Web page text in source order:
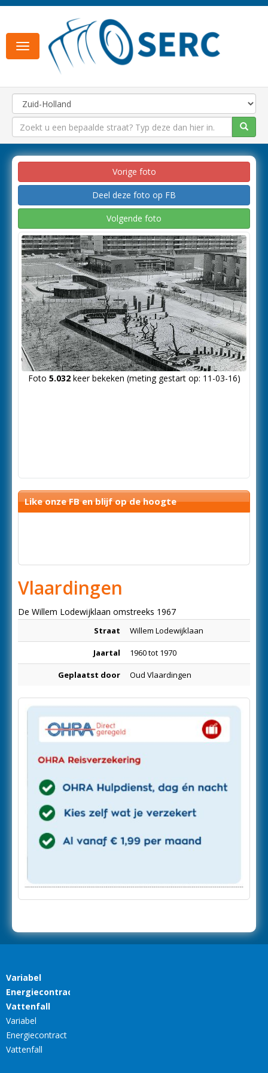
Toggle
navigation
Vorige foto
Deel deze foto op FB
Volgende foto
Foto 5.032keer bekeken (meting gestart op: 11-03-16)
Like onze FB en blijf op de hoogte
Vlaardingen
De Willem Lodewijklaan omstreeks 1967
Straat Willem Lodewijklaan
Jaartal 1960 tot 1970
Geplaatst door Oud Vlaardingen